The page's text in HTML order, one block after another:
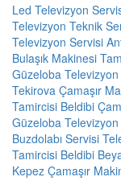
Led Televizyon
Televizyon Teknik
Televizyon Servisi
Bulaşık Makinesi
Güzeloba
Tekirova Çamaşır
Tamircisi Beldibi
Güzeloba
Buzdolabı Servisi
Tamircisi Beldibi
Kepez Çamaşır